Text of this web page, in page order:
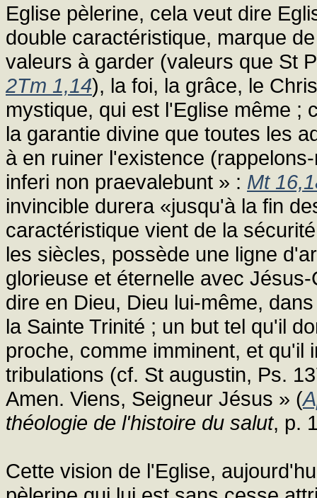
Eglise pèlerine, cela veut dire
double caractéristique, marque
valeurs à garder (valeurs que St
2Tm 1,14), la foi, la grâce, le
mystique, qui est l'Eglise même ;
la garantie divine que toutes les
à en ruiner l'existence
inferi non praevalebunt » : Mt
invincible durera «jusqu'à la fin
caractéristique vient de la
les siècles, possède une ligne
glorieuse et éternelle avec
dire en Dieu, Dieu lui-même,
la Sainte Trinité ; un but tel qu'il
proche, comme imminent, et
tribulations (cf. St augustin, Ps.
Amen. Viens, Seigneur Jésus » (
théologie de l'histoire du salut, p.
Cette vision de l'Eglise,